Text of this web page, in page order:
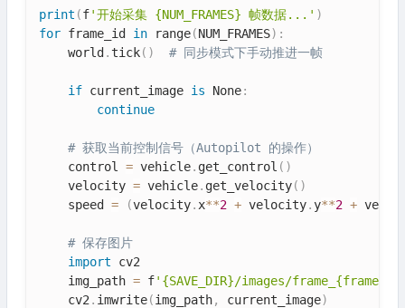
print (f'开始采集 {NUM_FRAMES} 帧数据...' )
for frame_id in range(NUM_FRAMES) :
    world
. tick( ) # 同步模式下手动推进一帧
if current_image is None:
continue
# 获取当前控制信号（Autopilot 的操作）
    control
= vehicle. get_control ( )
    velocity
= vehicle. get_velocity( )
    speed
= (velocity. x**2 + velocity. y**2 +
# 保存图片
import cv2
    img_path
= f'{SAVE_DIR}/images/
    cv2
. imwrite(img_path, current_image)